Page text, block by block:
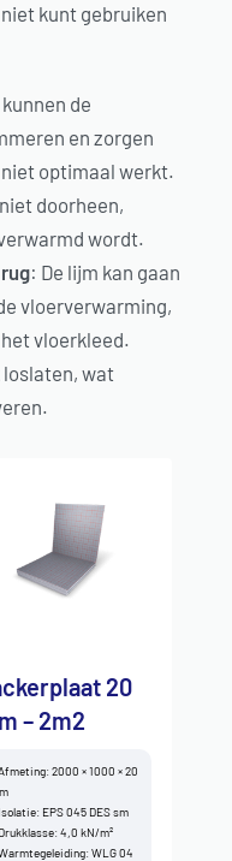
kunt gebruiken
de
en zorgen
optimaal werkt.
doorheen,
wordt.
: De lijm kan gaan
vloerverwarming,
vloerkleed.
loslaten, wat
20
– 2m2
2000 × 1000 × 20
EPS 045 DES sm
4,0 kN/m²
WLG 04